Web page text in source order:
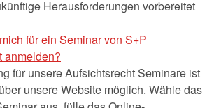
Herausforderungen vorbereitet
für ein Seminar von S+P
anmelden?
für unsere Aufsichtsrecht Seminare ist
unsere Website möglich. Wähle das